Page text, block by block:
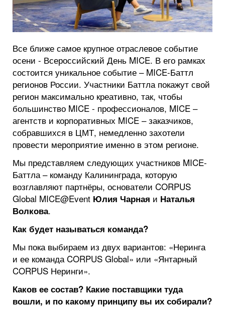
Все ближе самое крупное отраслевое событие
осени - Всероссийский День MICE. В его рамках
состоится уникальное событие – MICE-Баттл
регионов России. Участники Баттла покажут свой
регион максимально креативно, так, чтобы
большинство MICE - профессионалов, MICE –
агентств и корпоративных MICE – заказчиков,
собравшихся в ЦМТ, немедленно захотели
провести мероприятие именно в этом регионе.
Мы представляем следующих участников MICE-
Баттла – команду Калининграда, которую
возглавляют партнёры, основатели CORPUS
Global MICE@Event Юлия Чарная и Наталья
Волкова.
Как будет называться команда?
Мы пока выбираем из двух вариантов: «Неринга
и ее команда CORPUS Global» или «Янтарный
CORPUS Неринги».
Каков ее состав? Какие поставщики туда
вошли, и по какому принципу вы их собирали?